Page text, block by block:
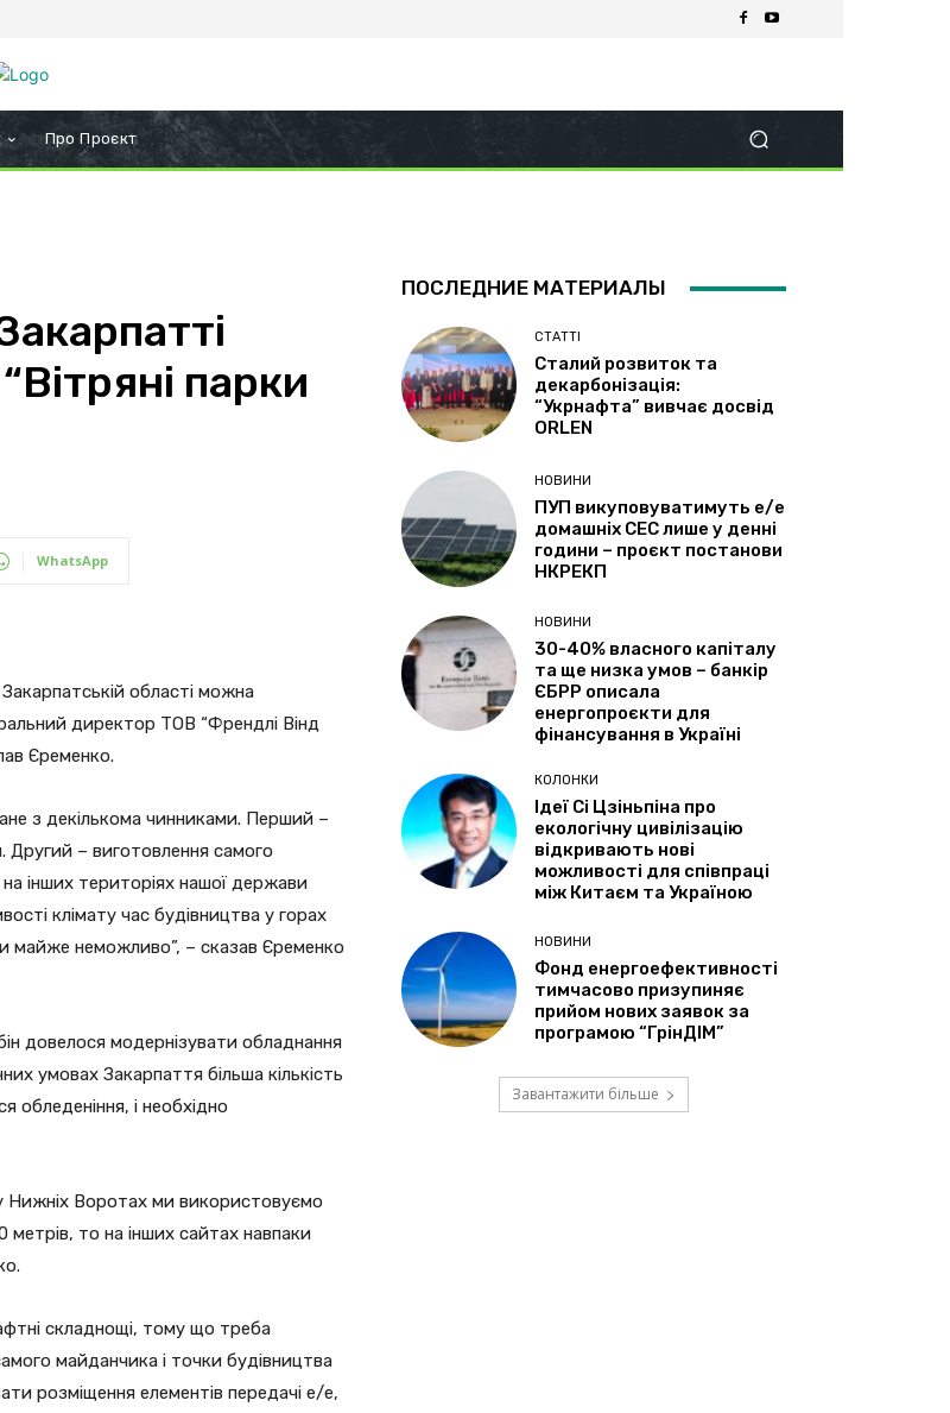
Про Проєкт
парки
WhatsApp
області можна
директор ТОВ “Френдлі Вінд
Єременко.
з декількома чинниками. Перший –
Другий – виготовлення самого
інших територіях нашої держави
клімату час будівництва у горах
майже неможливо”, – сказав Єременко
довелося модернізувати обладнання
умовах Закарпаття більша кількість
обледеніння, і необхідно
Нижніх Воротах ми використовуємо
то на інших сайтах навпаки
складнощі, тому що треба
майданчика і точки будівництва
розміщення елементів передачі е/е,
ПОСЛЕДНИЕ МАТЕРИАЛЫ
СТАТТІ
Сталий розвиток та
декарбонізація:
“Укрнафта” вивчає досвід
ORLEN
НОВИНИ
ПУП викуповуватимуть е/е
домашніх СЕС лише у денні
години – проєкт постанови
НКРЕКП
НОВИНИ
30-40% власного капіталу
та ще низка умов – банкір
ЄБРР описала
енергопроєкти для
фінансування в Україні
КОЛОНКИ
Ідеї Сі Цзіньпіна про
екологічну цивілізацію
відкривають нові
можливості для співпраці
між Китаєм та Україною
НОВИНИ
Фонд енергоефективності
тимчасово призупиняє
прийом нових заявок за
програмою “ГрінДІМ”
Завантажити більше